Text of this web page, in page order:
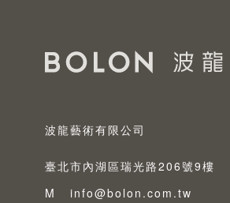
波龍藝術有限公司
臺北市內湖區瑞光路206號9樓
M
info@bolon.com.tw